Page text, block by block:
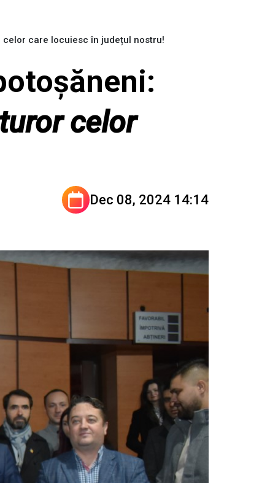
celor care locuiesc în județul nostru!
celor
Dec 08, 2024 14:14